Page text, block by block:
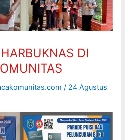
DI
/ 24 Agustus